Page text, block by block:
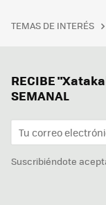
TEMAS DE INTERÉS
RECIBE
SEMANAL
Suscribiéndote